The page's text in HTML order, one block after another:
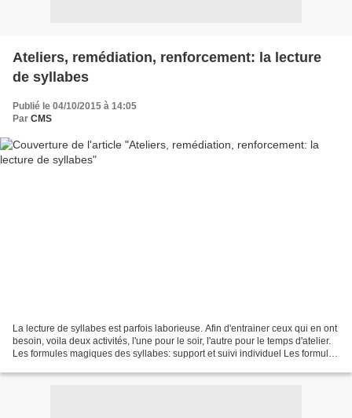
Ateliers, remédiation, renforcement: la lecture
de syllabes
Publié le 04/10/2015 à 14:05
Par CMS
La lecture de syllabes est parfois laborieuse. Afin d'entrainer ceux qui en ont
besoin, voila deux activités, l'une pour le soir, l'autre pour le temps d'atelier.
Les formules magiques des syllabes: support et suivi individuel Les formules